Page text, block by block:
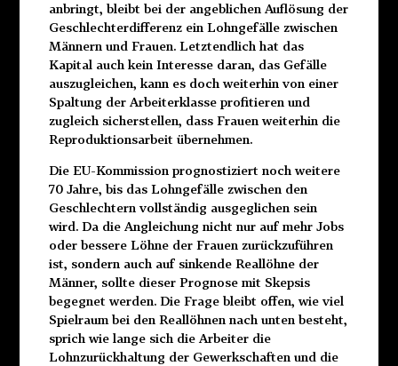
anbringt, bleibt bei der angeblichen Auflösung der
Geschlechterdifferenz ein Lohngefälle zwischen
Männern und Frauen. Letztendlich hat das
Kapital auch kein Interesse daran, das Gefälle
auszugleichen, kann es doch weiterhin von einer
Spaltung der Arbeiterklasse profitieren und
zugleich sicherstellen, dass Frauen weiterhin die
Reproduktionsarbeit übernehmen.
Die EU-Kommission prognostiziert noch weitere
70 Jahre, bis das Lohngefälle zwischen den
Geschlechtern vollständig ausgeglichen sein
wird. Da die Angleichung nicht nur auf mehr Jobs
oder bessere Löhne der Frauen zurückzuführen
ist, sondern auch auf sinkende Reallöhne der
Männer, sollte dieser Prognose mit Skepsis
begegnet werden. Die Frage bleibt offen, wie viel
Spielraum bei den Reallöhnen nach unten besteht,
sprich wie lange sich die Arbeiter die
Lohnzurückhaltung der Gewerkschaften und die